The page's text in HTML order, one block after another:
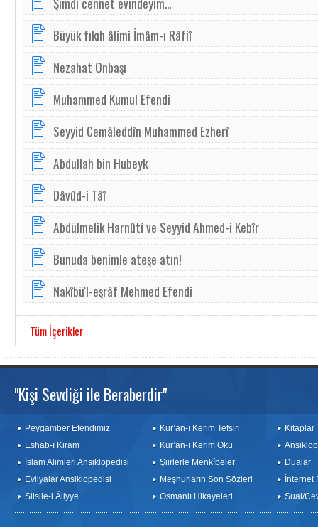
Büyük fıkıh âlimi İmâm-ı Râfiî
Nezahat Onbaşı
Muhammed Kumul Efendi
Seyyid Cemâleddîn Muhammed Ezherî
Abdullah bin Hubeyk
Dâvûd-i Tâî
Abdülmelik Harnûtî ve Seyyid Ahmed-i Kebîr
Bunuda benimle ateşe atın!
Nakîbü'l-eşrâf Mehmed Efendi
Tüm İçerikler
"Kişi Sevdiği ile Beraberdir"
Peygamber Efendimiz
Eshab-ı Kiram
İslam Alimleri Ansiklopedisi
Evliyalar Ansiklopedisi
Silsile-i Âliyye
Kur’an-ı Kerim Tefsiri
Kur’an-ı Kerim Oku
Şiirlerle Menkîbeler
Meşhurların Son Sözleri
Osmanlı Hikayeleri
Kitaplar
Dualar
İnternet
Sual/